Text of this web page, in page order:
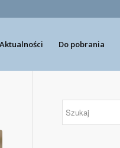
Aktualności Do pobrania